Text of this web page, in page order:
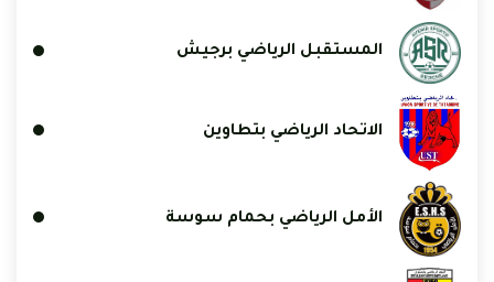
المستقبل الرياضي برجيش
الاتحاد الرياضي بتطاوين
الأمل الرياضي بحمام سوسة